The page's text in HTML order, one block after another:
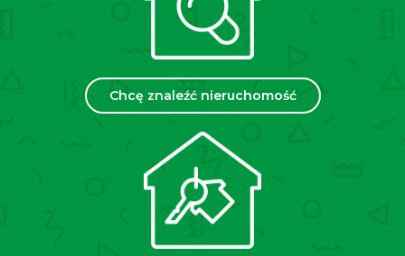
Chcę znaleźć nieruchomość
building with elevator and consists of:
– separate bedroom,
– kitchenette,
– bathroom with toilet, bath and washing machine,
– the lobby.
CONDITION OF THE PROPERTY
The apartment was finished in a neutral style with the
use of functional solutions. It is spacious and has a
seating area and a separate bedroom, which is located
behind the sliding door.
– Kitchenette: oven, induction hob, fridge, kettle;